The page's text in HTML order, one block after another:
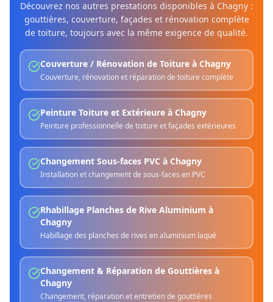
Découvrez nos autres prestations disponibles à Chagny :
gouttières, couverture, façades et rénovation complète
de toiture, toujours avec la même exigence de qualité.
Couverture / Rénovation de Toiture à Chagny
Couverture, rénovation et réparation de toiture complète
Peinture Toiture et Extérieure à Chagny
Peinture professionnelle de toiture et façades extérieures
Changement Sous-faces PVC à Chagny
Installation et changement de sous-faces en PVC
Rhabillage Planches de Rive Aluminium à
Chagny
Habillage des planches de rives en aluminium laqué
Changement & Réparation de Gouttières à
Chagny
Changement, réparation et entretien de gouttières